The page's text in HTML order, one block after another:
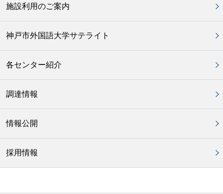
施設利用のご案内
神戸市外国語大学サテライト
各センター紹介
調達情報
情報公開
採用情報